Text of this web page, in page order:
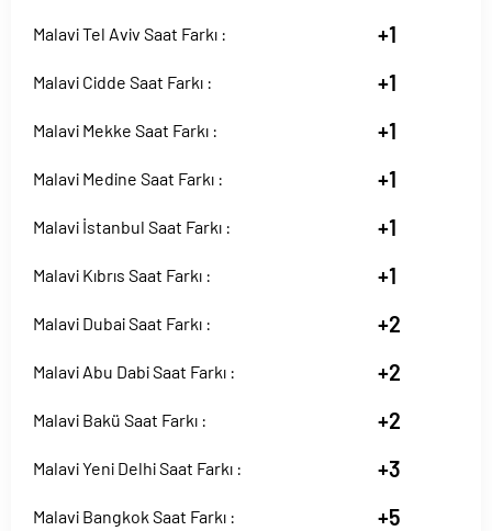
Malavi Tel Aviv Saat Farkı : +1
Malavi Cidde Saat Farkı : +1
Malavi Mekke Saat Farkı : +1
Malavi Medine Saat Farkı : +1
Malavi İstanbul Saat Farkı : +1
Malavi Kıbrıs Saat Farkı : +1
Malavi Dubai Saat Farkı : +2
Malavi Abu Dabi Saat Farkı : +2
Malavi Bakü Saat Farkı : +2
Malavi Yeni Delhi Saat Farkı : +3
Malavi Bangkok Saat Farkı : +5